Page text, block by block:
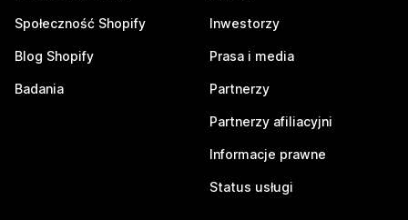
Społeczność Shopify
Blog Shopify
Badania
Inwestorzy
Prasa i media
Partnerzy
Partnerzy afiliacyjni
Informacje prawne
Status usługi